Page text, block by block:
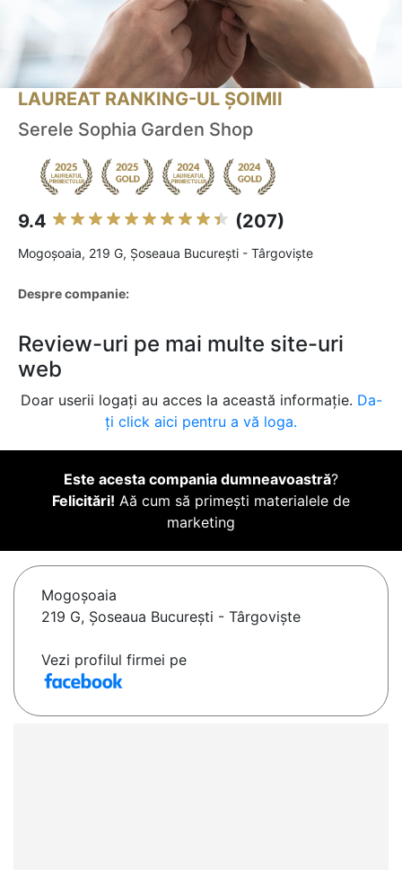
LAUREAT RANKING-UL ȘOIMII
Serele Sophia Garden Shop
9.4 (207)
Mogoşoaia, 219 G, Șoseaua București - Târgoviște
Despre companie:
Review-uri pe mai multe site-uri
web
Doar userii logați au acces la această informație. Da-
ți click aici pentru a vă loga.
Este acesta compania dumneavoastră?
Felicitări! Aă cum să primești materialele de
marketing
Mogoşoaia
219 G, Șoseaua București - Târgoviște
Vezi profilul firmei pe